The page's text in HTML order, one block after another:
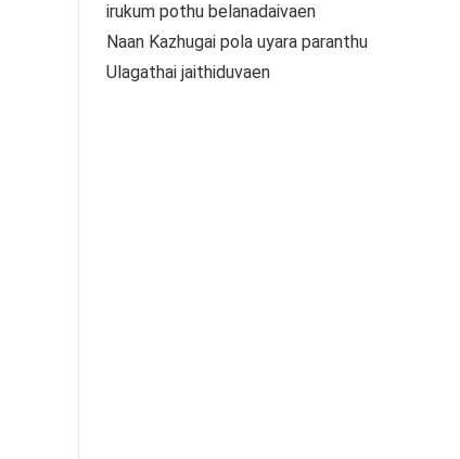
irukum pothu belanadaivaen
Naan Kazhugai pola uyara paranthu
Ulagathai jaithiduvaen